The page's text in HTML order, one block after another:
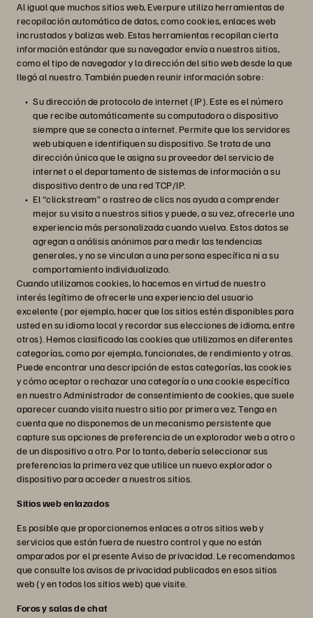
Al igual que muchos sitios web, Everpure utiliza herramientas de
recopilación automática de datos, como cookies, enlaces web
incrustados y balizas web. Estas herramientas recopilan cierta
información estándar que su navegador envía a nuestros sitios,
como el tipo de navegador y la dirección del sitio web desde la que
llegó al nuestro. También pueden reunir información sobre:
Su dirección de protocolo de internet (IP). Este es el número
que recibe automáticamente su computadora o dispositivo
siempre que se conecta a internet. Permite que los servidores
web ubiquen e identifiquen su dispositivo. Se trata de una
dirección única que le asigna su proveedor del servicio de
internet o el departamento de sistemas de información a su
dispositivo dentro de una red TCP/IP.
El “clickstream” o rastreo de clics nos ayuda a comprender
mejor su visita a nuestros sitios y puede, a su vez, ofrecerle una
experiencia más personalizada cuando vuelva. Estos datos se
agregan a análisis anónimos para medir las tendencias
generales, y no se vinculan a una persona específica ni a su
comportamiento individualizado.
Cuando utilizamos cookies, lo hacemos en virtud de nuestro
interés legítimo de ofrecerle una experiencia del usuario
excelente (por ejemplo, hacer que los sitios estén disponibles para
usted en su idioma local y recordar sus elecciones de idioma, entre
otros). Hemos clasificado las cookies que utilizamos en diferentes
categorías, como por ejemplo, funcionales, de rendimiento y otras.
Puede encontrar una descripción de estas categorías, las cookies
y cómo aceptar o rechazar una categoría o una cookie específica
en nuestro Administrador de consentimiento de cookies, que suele
aparecer cuando visita nuestro sitio por primera vez. Tenga en
cuenta que no disponemos de un mecanismo persistente que
capture sus opciones de preferencia de un explorador web a otro o
de un dispositivo a otro. Por lo tanto, debería seleccionar sus
preferencias la primera vez que utilice un nuevo explorador o
dispositivo para acceder a nuestros sitios.
Sitios web enlazados
Es posible que proporcionemos enlaces a otros sitios web y
servicios que están fuera de nuestro control y que no están
amparados por el presente Aviso de privacidad. Le recomendamos
que consulte los avisos de privacidad publicados en esos sitios
web (y en todos los sitios web) que visite.
Foros y salas de chat